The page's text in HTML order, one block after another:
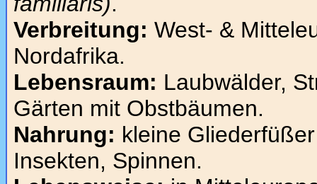
Verbreitung: West- &
Nordafrika.
Lebensraum: Laubwälder,
Gärten mit Obstbäumen.
Nahrung: kleine
Insekten, Spinnen.